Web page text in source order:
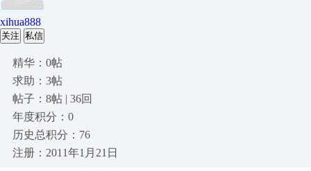
xihua888
关注 私信
精华：0帖
求助：3帖
帖子：8帖 | 36回
年度积分：0
历史总积分：76
注册：2011年1月21日